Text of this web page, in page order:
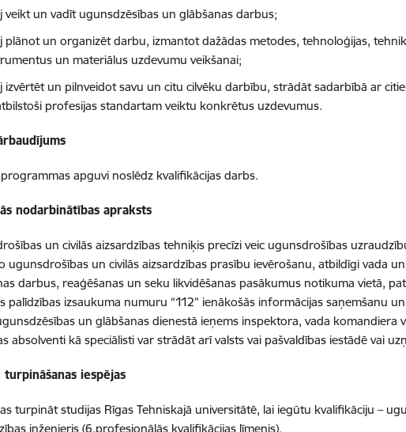
veikt un vadīt ugunsdzēsības un glābšanas darbus;
plānot un organizēt darbu, izmantot dažādas metodes, tehnoloģijas,
un materiālus uzdevumu veikšanai;
izvērtēt un pilnveidot savu un citu cilvēku darbību, strādāt sadarbībā ar
profesijas standartam veiktu konkrētus uzdevumus.
apguvi noslēdz kvalifikācijas darbs.
nodarbinātības apraksts
un civilās aizsardzības tehniķis precīzi veic ugunsdrošības
ugunsdrošības un civilās aizsardzības prasību ievērošanu, atbildīgi vada
darbus, reaģēšanas un seku likvidēšanas pasākumus notikuma vietā,
palīdzības izsaukuma numuru “112” ienākošās informācijas saņemšanu
un glābšanas dienestā ieņems inspektora, vada komandiera
absolventi kā speciālisti var strādāt arī valsts vai pašvaldības iestādē vai
turpināšanas iespējas
turpināt studijas Rīgas Tehniskajā universitātē, lai iegūtu kvalifikāciju –
inženieris (6.profesionālās kvalifikācijas līmenis).